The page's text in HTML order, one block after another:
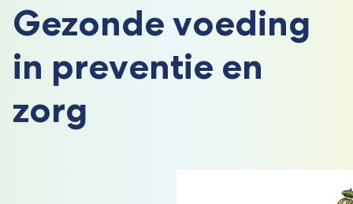
Gezonde voeding
in preventie en
zorg